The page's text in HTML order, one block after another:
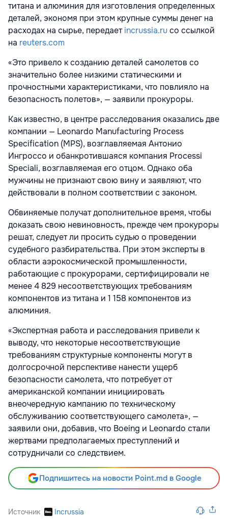
титана и алюминия для изготовления определенных
деталей, экономя при этом крупные суммы денег на
расходах на сырье, передаетincrussia.ruсо ссылкой
на reuters.com
«Это привело к созданию деталей самолетов со
значительно более низкими статическими и
прочностными характеристиками, что повлияло на
безопасность полетов», — заявили прокуроры.
Как известно, в центре расследования оказались две
компании — Leonardo Manufacturing Process
Specification (MPS), возглавляемая Антонио
Ингроссо и обанкротившаяся компания Processi
Speciali, возглавляемая его отцом. Однако оба
мужчины не признают свою вину и заявляют, что
действовали в полном соответствии с законом.
Обвиняемые получат дополнительное время, чтобы
доказать свою невиновность, прежде чем прокуроры
решат, следует ли просить судью о проведении
судебного разбирательства. При этом эксперты в
области аэрокосмической промышленности,
работающие с прокурорами, сертифицировали не
менее 4 829 несоответствующих требованиям
компонентов из титана и 1 158 компонентов из
алюминия.
«Экспертная работа и расследования привели к
выводу, что некоторые несоответствующие
требованиям структурные компоненты могут в
долгосрочной перспективе нанести ущерб
безопасности самолета, что потребует от
американской компании инициировать
внеочередную кампанию по техническому
обслуживанию соответствующего самолета», —
заявили они, добавив, что Boeing и Leonardo стали
жертвами предполагаемых преступлений и
сотрудничали со следствием.
Подпишитесь на новости Point.md в Google
Источник Incrussia